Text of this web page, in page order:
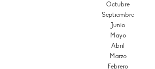
Octubre
Septiembre
Junio
Mayo
Abril
Marzo
Febrero